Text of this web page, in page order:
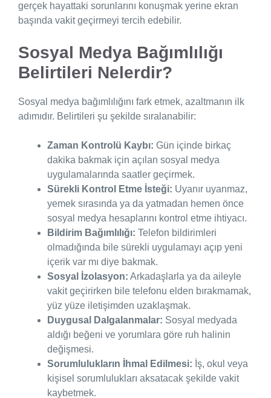
gerçek hayattaki sorunlarını konuşmak yerine ekran
başında vakit geçirmeyi tercih edebilir.
Sosyal Medya Bağımlılığı
Belirtileri Nelerdir?
Sosyal medya bağımlılığını fark etmek, azaltmanın ilk
adımıdır. Belirtileri şu şekilde sıralanabilir:
Zaman Kontrolü Kaybı: Gün içinde birkaç
dakika bakmak için açılan sosyal medya
uygulamalarında saatler geçirmek.
Sürekli Kontrol Etme İsteği: Uyanır uyanmaz,
yemek sırasında ya da yatmadan hemen önce
sosyal medya hesaplarını kontrol etme ihtiyacı.
Bildirim Bağımlılığı: Telefon bildirimleri
olmadığında bile sürekli uygulamayı açıp yeni
içerik var mı diye bakmak.
Sosyal İzolasyon: Arkadaşlarla ya da aileyle
vakit geçirirken bile telefonu elden bırakmamak,
yüz yüze iletişimden uzaklaşmak.
Duygusal Dalgalanmalar: Sosyal medyada
aldığı beğeni ve yorumlara göre ruh halinin
değişmesi.
Sorumlulukların İhmal Edilmesi: İş, okul veya
kişisel sorumlulukları aksatacak şekilde vakit
kaybetmek.